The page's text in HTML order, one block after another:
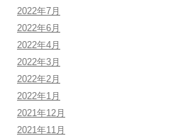
2022年7月
2022年6月
2022年4月
2022年3月
2022年2月
2022年1月
2021年12月
2021年11月